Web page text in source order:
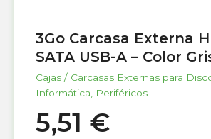
3Go Carcasa Externa
SATA USB-A – Color
Cajas / Carcasas Externas para
Informática
Periféricos
5,51 €